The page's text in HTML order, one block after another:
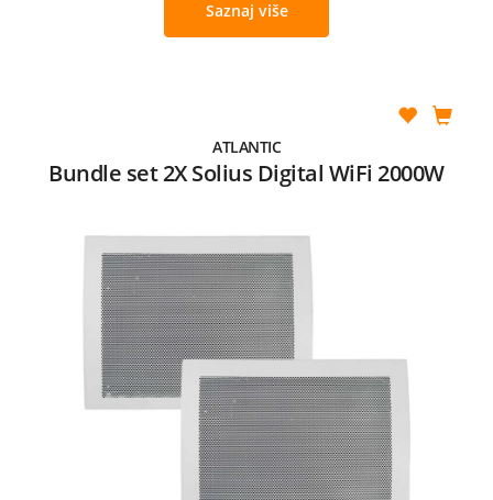
Saznaj više
ATLANTIC
Bundle set 2X Solius Digital WiFi 2000W